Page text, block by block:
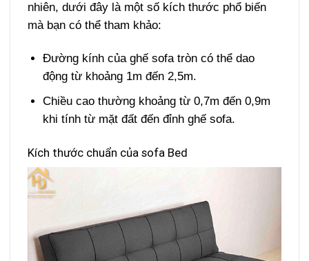
nhiên, dưới đây là một số kích thước phổ biến
mà bạn có thể tham khảo:
Đường kính của ghế sofa tròn có thể dao
động từ khoảng 1m đến 2,5m.
Chiều cao thường khoảng từ 0,7m đến 0,9m
khi tính từ mặt đất đến đỉnh ghế sofa.
Kích thước chuẩn của sofa Bed